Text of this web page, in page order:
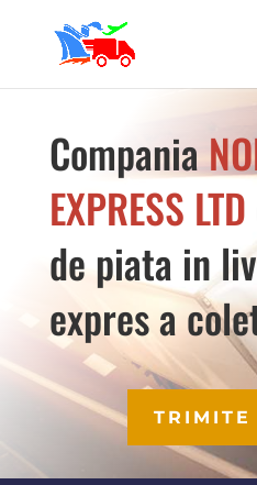
Compania
EXPRESS LTD
de piata in
expres a
TRIMITE